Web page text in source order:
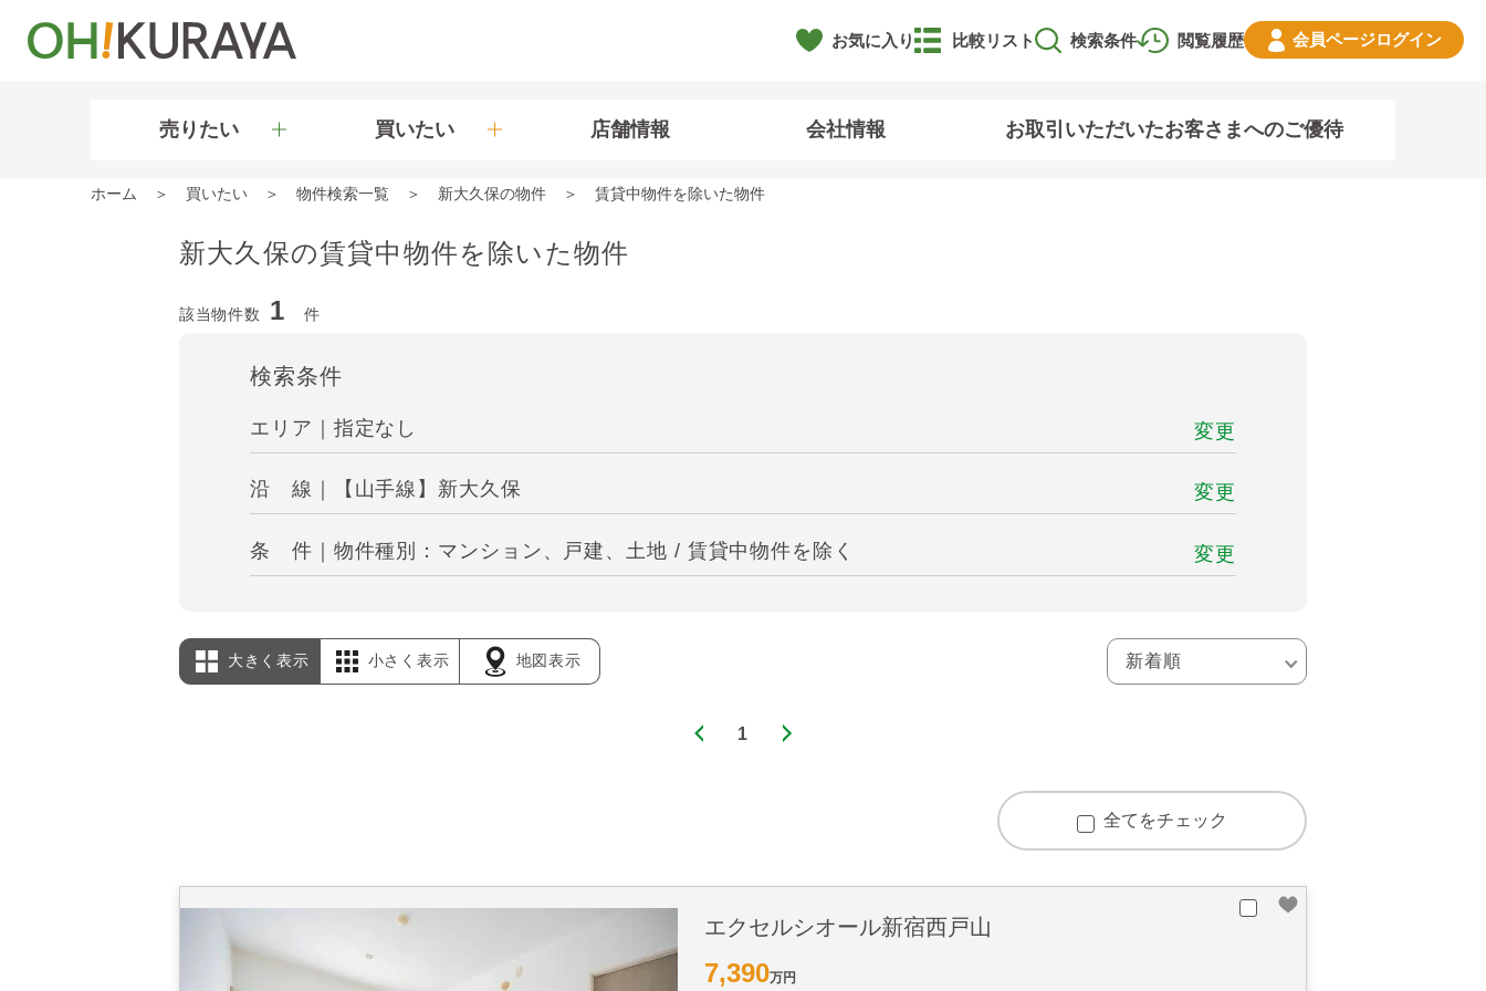
お気に入り 閲覧履歴
比較リスト 検索条件 会員ページログイン
売りたい 買いたい 店舗情報 会社情報 お取引いただいたお客さまへのご優待
ホーム 買いたい 物件検索一覧 新大久保の物件 賃貸中物件を除いた物件
新大久保の賃貸中物件を除いた物件
該当物件数 1 件
検索条件
エリア｜指定なし 変更
沿 線｜【山手線】新大久保 変更
条 件｜物件種別：マンション、戸建、土地 / 賃貸中物件を除く 変更
大きく表示 小さく表示 地図表示
1
全てをチェック
エクセルシオール新宿西戸山
7,390万円